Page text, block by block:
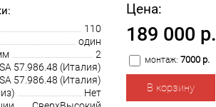
110
один
2
57.986.48 (Италия)
57.986.48 (Италия)
Нет
Цена:
189 000 р.
монтаж: 7000 р.